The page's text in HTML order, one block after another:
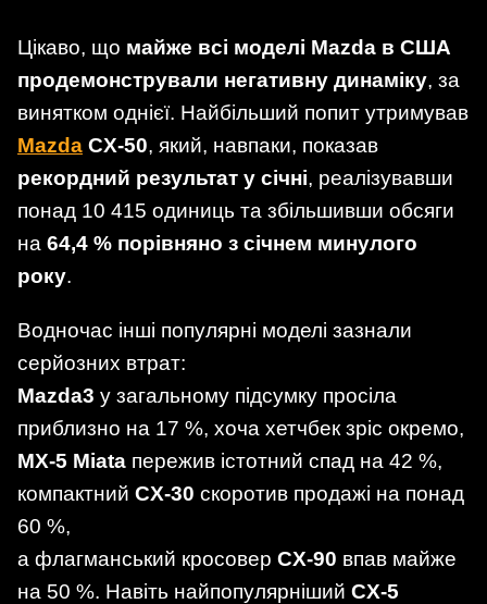
Цікаво, що майже всі моделі Mazda в США
продемонстрували негативну динаміку, за
винятком однієї. Найбільший попит утримував
Mazda CX-50, який, навпаки, показав
рекордний результат у січні, реалізувавши
понад 10 415 одиниць та збільшивши обсяги
на 64,4 % порівняно з січнем минулого
року.
Водночас інші популярні моделі зазнали
серйозних втрат:
Mazda3 у загальному підсумку просіла
приблизно на 17 %, хоча хетчбек зріс окремо,
MX-5 Miata пережив істотний спад на 42 %,
компактний CX-30 скоротив продажі на понад
60 %,
а флагманський кросовер CX-90 впав майже
на 50 %. Навіть найпопулярніший CX-5